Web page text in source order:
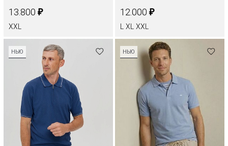
13.800 ₽
XXL
12.000 ₽
XL XXL
НЬЮ НЬЮ